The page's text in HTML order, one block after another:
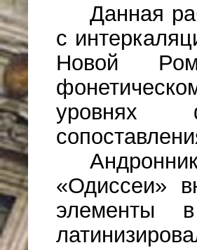
Данная
с
Новой
уровнях
«Одиссеи»
элементы